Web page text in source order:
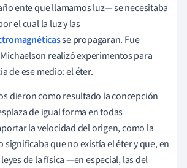
ente que llamamos luz— se necesitaba
el cual la luz y las
se propagaran. Fue
realizó experimentos para
de ese medio: el éter.
dieron como resultado la concepción
de igual forma en todas
la velocidad del origen, como la
significaba que no existía el éter y que, en
de la física —en especial, las del